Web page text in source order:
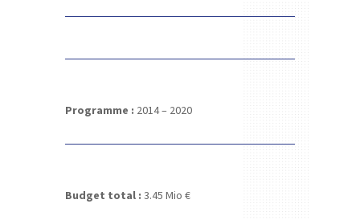
Programme : 2014 – 2020
Budget total : 3.45 Mio €